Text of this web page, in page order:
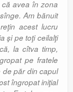
că avea în zona
Am bănuit
acest lucru
şi pe toţi ceilalţi
la cîtva timp,
pe fratele
păr din capul
îngropat iniţial